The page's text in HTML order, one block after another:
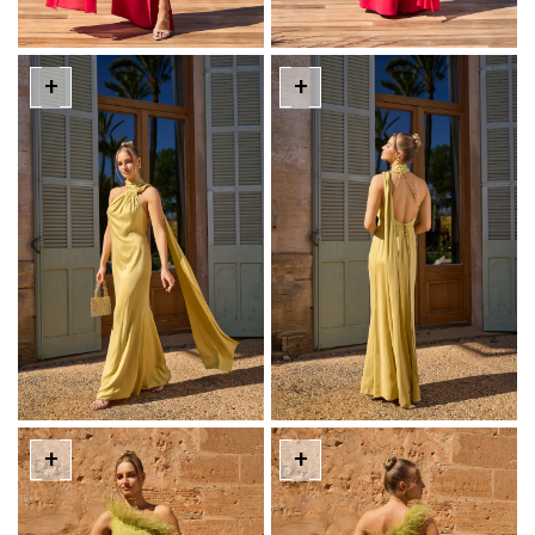
+ +
+ +